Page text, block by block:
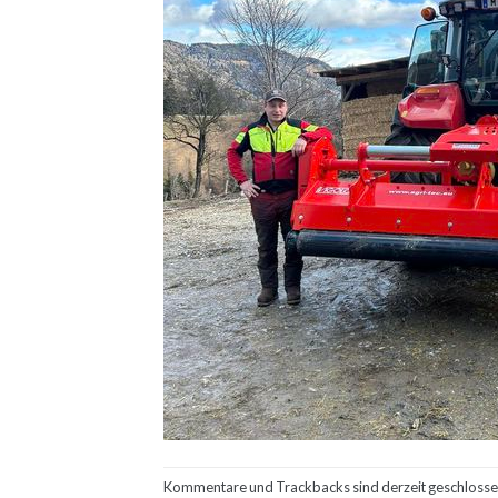
Kommentare und Trackbacks sind derzeit